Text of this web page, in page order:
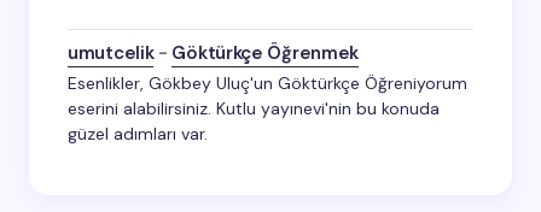
umutcelik- Göktürkçe Öğrenmek
Esenlikler, Gökbey Uluç'un Göktürkçe Öğreniyorum
eserini alabilirsiniz. Kutlu yayınevi'nin bu konuda
güzel adımları var.